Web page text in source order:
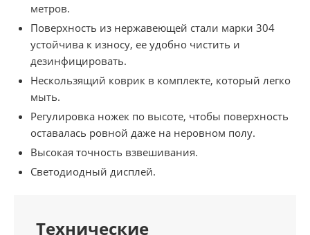
метров.
Поверхность из нержавеющей стали марки 304
устойчива к износу, ее удобно чистить и
дезинфицировать.
Нескользящий коврик в комплекте, который легко
мыть.
Регулировка ножек по высоте, чтобы поверхность
оставалась ровной даже на неровном полу.
Высокая точность взвешивания.
Светодиодный дисплей.
Технические